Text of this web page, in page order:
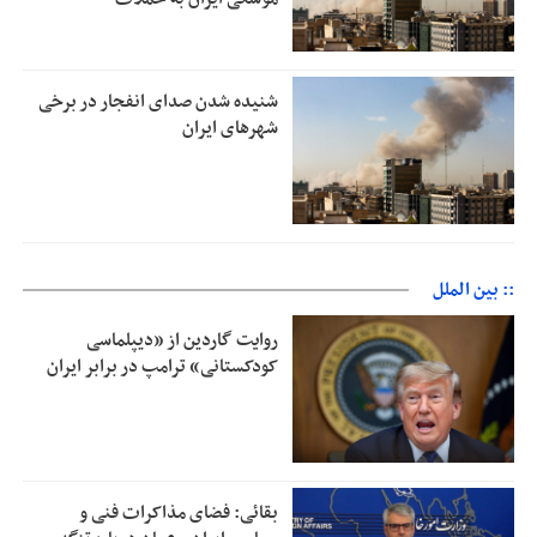
شنیده شدن صدای انفجار در برخی
شهرهای ایران
:: بین الملل
روایت گاردین از «دیپلماسی
کودکستانی» ترامپ در برابر ایران
بقائی: فضای مذاکرات فنی و